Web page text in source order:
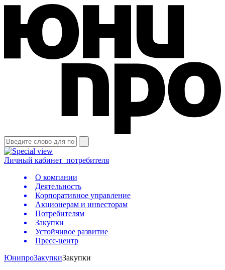
Личный кабинет потребителя
О компании
Деятельность
Корпоративное управление
Акционерам и инвесторам
Потребителям
Закупки
Устойчивое развитие
Пресс-центр
ЮнипроЗакупкиЗакупки